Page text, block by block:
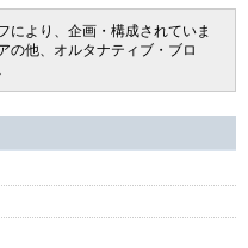
により、企画・構成されていま
の他、オルタナティブ・ブロ